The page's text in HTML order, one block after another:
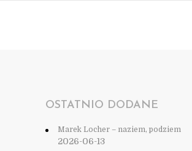
OSTATNIO DODANE
Marek Locher – naziem, podziem
2026-06-13